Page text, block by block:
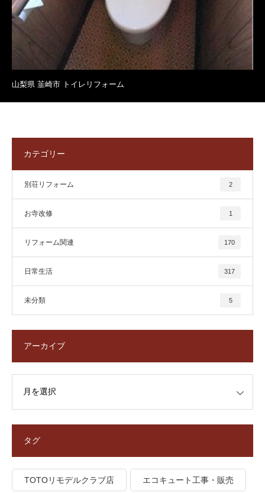
山梨県 韮崎市 トイレリフォーム
カテゴリー
別荘リフォーム 2
お寺改修 1
リフォーム関連 170
日常生活 317
未分類 5
アーカイブ
タグ
TOTOリモデルクラブ店 エコキュート工事・販売